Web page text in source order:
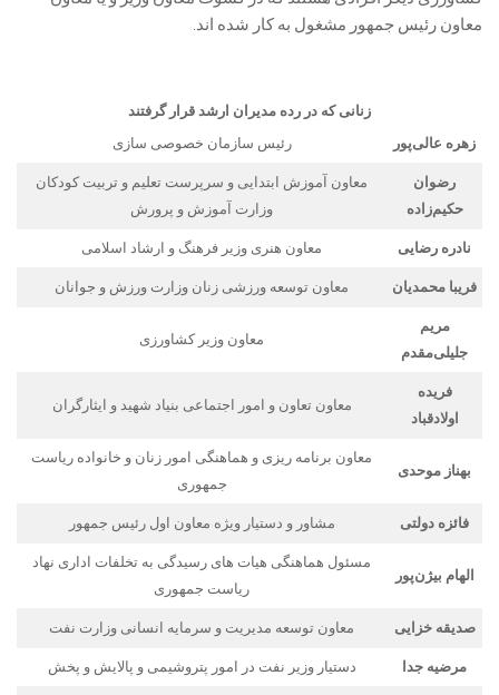
معاون رئیس جمهور مشغول به کار شده اند.
زنانی که در رده مدیران ارشد قرار گرفتند
زهره عالی‌پور
رئیس سازمان خصوصی سازی
رضوان
حکیم‌زاده
معاون آموزش ابتدایی و سرپرست تعلیم و تربیت کودکان
وزارت آموزش و پرورش
نادره رضایی معاون هنری وزیر فرهنگ و ارشاد اسلامی
فریبا محمدیان معاون توسعه ورزشی زنان وزارت ورزش و جوانان
مریم
جلیلی‌مقدم
معاون وزیر کشاورزی
فریده
اولادقباد
معاون تعاون و امور اجتماعی بنیاد شهید و ایثارگران
بهناز موحدی
معاون برنامه ریزی و هماهنگی امور زنان و خانواده ریاست
جمهوری
فائزه دولتی مشاور و دستیار ویژه معاون اول رئیس جمهور
الهام بیژن‌پور
مسئول هماهنگی هیات های رسیدگی به تخلفات اداری نهاد
ریاست جمهوری
صدیقه خزایی معاون توسعه مدیریت و سرمایه انسانی وزارت نفت
مرضیه جدا دستیار وزیر نفت در امور پتروشیمی و پالایش و پخش